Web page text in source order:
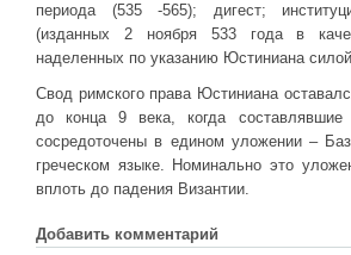
периода (535 -565); дигест;
(изданных 2 ноября 533 года в
наделенных по указанию Юстиниана
Свод римского права Юстиниана
до конца 9 века, когда
сосредоточены в едином уложении –
греческом языке. Номинально это
вплоть до падения Византии.
Добавить комментарий